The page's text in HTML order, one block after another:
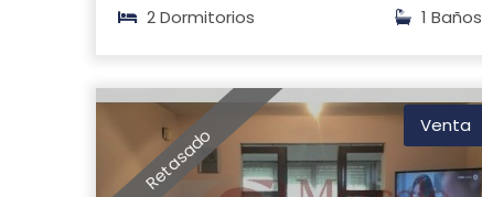
2 Dormitorios 1 Baños
Retasado Venta